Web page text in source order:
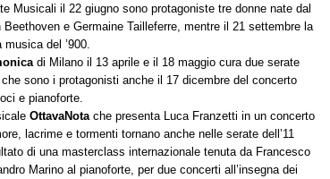
Musicali il 22 giugno sono protagoniste tre donne nate dal
e Germaine Tailleferre, mentre il 21 settembre la
del ’900.
di Milano il 13 aprile e il 18 maggio cura due serate
sono i protagonisti anche il 17 dicembre del concerto
e pianoforte.
OttavaNota che presenta Luca Franzetti in un concerto
lacrime e tormenti tornano anche nelle serate dell’11
di una masterclass internazionale tenuta da Francesco
Marino al pianoforte, per due concerti all’insegna dei